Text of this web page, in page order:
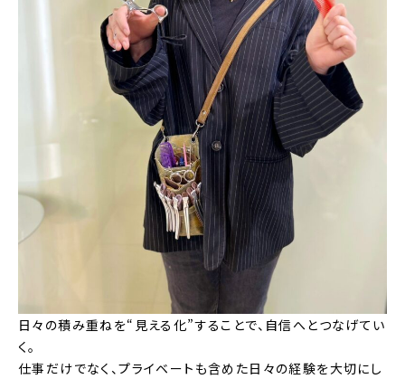
日々の積み重ねを“見える化”することで、自信へとつなげてい
く。
仕事だけでなく、プライベートも含めた日々の経験を大切にし